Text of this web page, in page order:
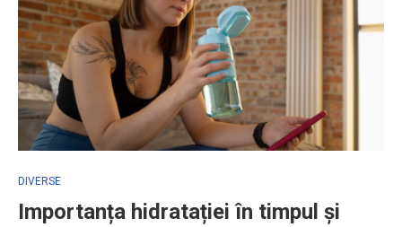
DIVERSE
Importanța hidratației în timpul și